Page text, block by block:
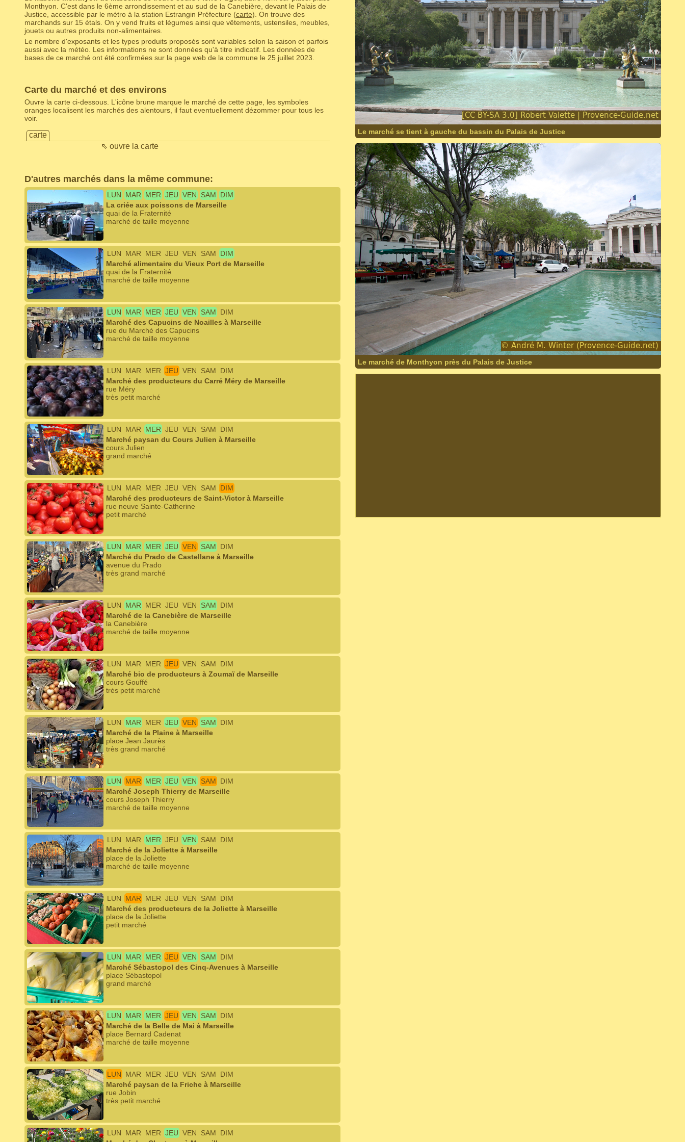
Monthyon. C'est dans le 6ème arrondissement et au sud de la Canebière, devant le Palais de
Justice, accessible par le métro à la station Estrangin Préfecture (carte). On trouve des
marchands sur 15 étals. On y vend fruits et légumes ainsi que vêtements, ustensiles, meubles,
jouets ou autres produits non-alimentaires.
Le nombre d'exposants et les types produits proposés sont variables selon la saison et parfois
aussi avec la météo. Les informations ne sont données qu'à titre indicatif. Les données de
bases de ce marché ont été confirmées sur la page web de la commune le 25 juillet 2023.
Carte du marché et des environs
Ouvre la carte ci-dessous. L'icône brune marque le marché de cette page, les symboles
oranges localisent les marchés des alentours, il faut eventuellement dézommer pour tous les
voir.
carte
⇖ ouvre la carte
D'autres marchés dans la même commune:
LUN MAR MER JEU VEN SAM
DIM
La criée aux poissons de Marseille
quai de la Fraternité
marché de taille moyenne
LUN MAR MER JEU VEN SAM
DIM
Marché alimentaire du Vieux Port de Marseille
quai de la Fraternité
marché de taille moyenne
LUN MAR MER JEU VEN SAM
DIM
Marché des Capucins de Noailles à Marseille
rue du Marché des Capucins
marché de taille moyenne
LUN MAR MER JEU VEN SAM
DIM
Marché des producteurs du Carré Méry de Marseille
rue Méry
très petit marché
LUN MAR MER JEU VEN SAM
DIM
Marché paysan du Cours Julien à Marseille
cours Julien
grand marché
LUN MAR MER JEU VEN SAM
DIM
Marché des producteurs de Saint-Victor à Marseille
rue neuve Sainte-Catherine
petit marché
LUN MAR MER JEU VEN SAM
DIM
Marché du Prado de Castellane à Marseille
avenue du Prado
très grand marché
LUN MAR MER JEU VEN SAM
DIM
Marché de la Canebière de Marseille
la Canebière
marché de taille moyenne
LUN MAR MER JEU VEN SAM
DIM
Marché bio de producteurs à Zoumaï de Marseille
cours Gouffé
très petit marché
LUN MAR MER JEU VEN SAM
DIM
Marché de la Plaine à Marseille
place Jean Jaurès
très grand marché
LUN MAR MER JEU VEN SAM
DIM
Marché Joseph Thierry de Marseille
cours Joseph Thierry
marché de taille moyenne
LUN MAR MER JEU VEN SAM
DIM
Marché de la Joliette à Marseille
place de la Joliette
marché de taille moyenne
LUN MAR MER JEU VEN SAM
DIM
Marché des producteurs de la Joliette à Marseille
place de la Joliette
petit marché
LUN MAR MER JEU VEN SAM
DIM
Marché Sébastopol des Cinq-Avenues à Marseille
place Sébastopol
grand marché
LUN MAR MER JEU VEN SAM
DIM
Marché de la Belle de Mai à Marseille
place Bernard Cadenat
marché de taille moyenne
LUN MAR MER JEU VEN SAM
DIM
Marché paysan de la Friche à Marseille
rue Jobin
très petit marché
LUN MAR MER JEU VEN SAM
DIM
Le marché se tient à gauche du bassin du Palais de Justice
Le marché de Monthyon près du Palais de Justice